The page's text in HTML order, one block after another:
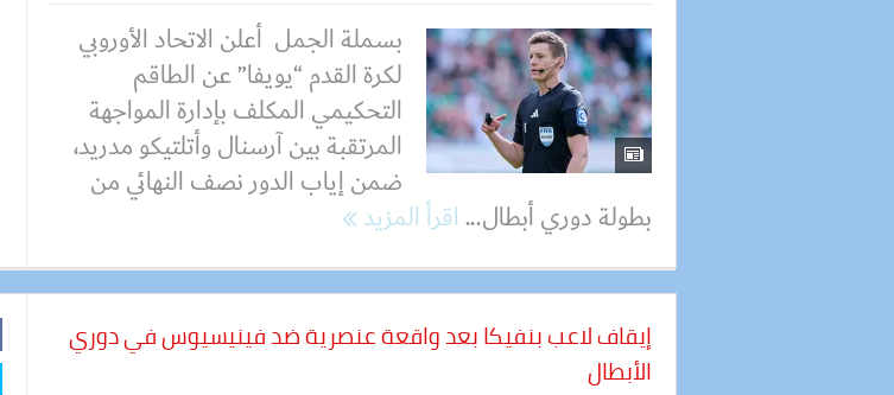
بسملة الجمل أعلن الاتحاد الأوروبي
لكرة القدم “يويفا” عن الطاقم
التحكيمي المكلف بإدارة المواجهة
المرتقبة بين آرسنال وأتلتيكو مدريد،
ضمن إياب الدور نصف النهائي من
بطولة دوري أبطال...اقرأ المزيد
إيقاف لاعب بنفيكا بعد واقعة عنصرية ضد فينيسيوس في دوري
الأبطال